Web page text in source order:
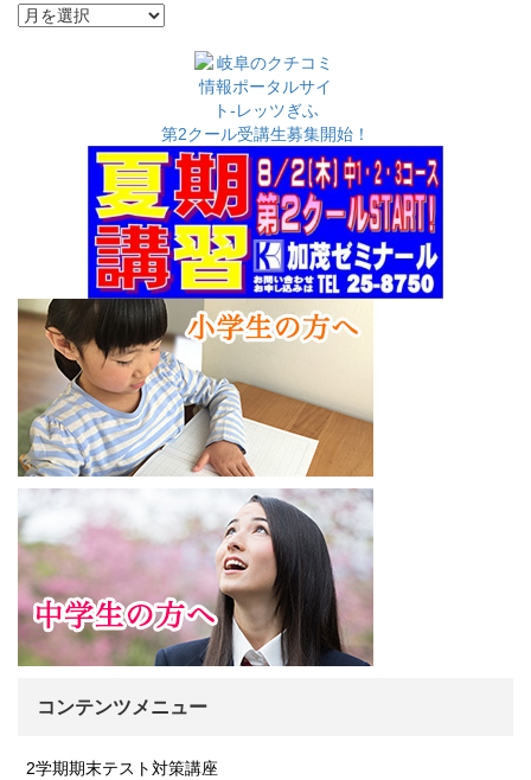
ア
第2クール受講生募集開始！
コンテンツメニュー
2学期期末テスト対策講座